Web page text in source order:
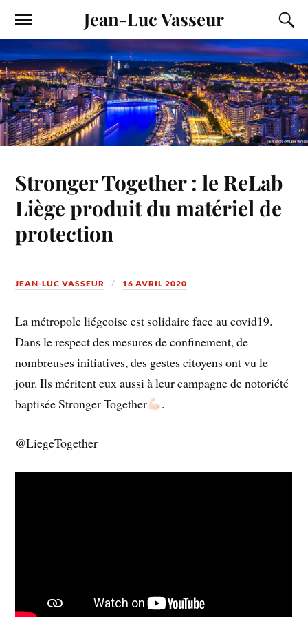
Jean-Luc Vasseur
Stronger Together : le ReLab
Liège produit du matériel de
protection
JEAN-LUC VASSEUR 16 AVRIL 2020
La métropole liégeoise est solidaire face au covid19.
Dans le respect des mesures de confinement, de
nombreuses initiatives, des gestes citoyens ont vu le
jour. Ils méritent eux aussi à leur campagne de notoriété
baptisée Stronger Together
.
@LiegeTogether